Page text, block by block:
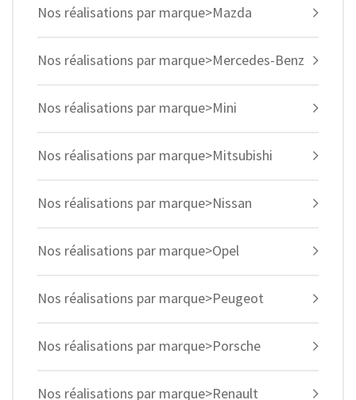
Nos réalisations par marque>Mazda
Nos réalisations par marque>Mercedes-Benz
Nos réalisations par marque>Mini
Nos réalisations par marque>Mitsubishi
Nos réalisations par marque>Nissan
Nos réalisations par marque>Opel
Nos réalisations par marque>Peugeot
Nos réalisations par marque>Porsche
Nos réalisations par marque>Renault